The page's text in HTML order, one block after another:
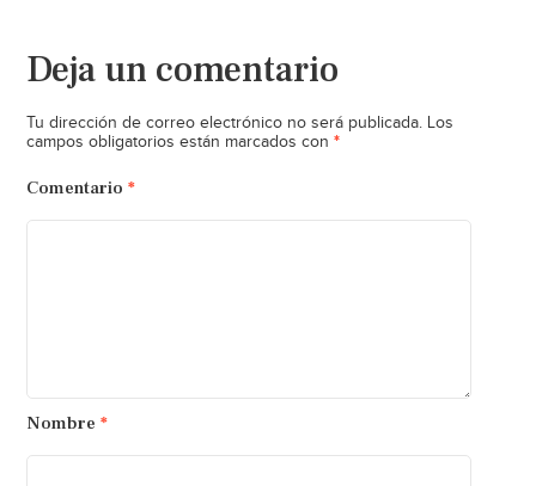
Deja un comentario
Tu dirección de correo electrónico no será publicada. Los
campos obligatorios están marcados con *
Comentario *
Nombre *